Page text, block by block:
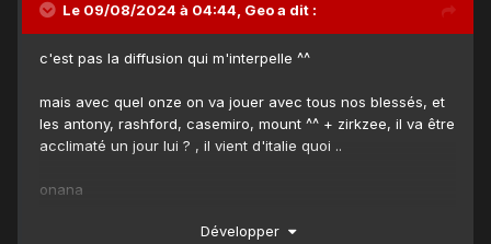
Le 09/08/2024 à 04:44, Geoa dit :
c'est pas la diffusion qui m'interpelle ^^
mais avec quel onze on va jouer avec tous nos blessés, et
les antony, rashford, casemiro, mount ^^ + zirkzee, il va être
acclimaté un jour lui ? , il vient d'italie quoi ..
onana
---------mcto-mainoo----------
Développer